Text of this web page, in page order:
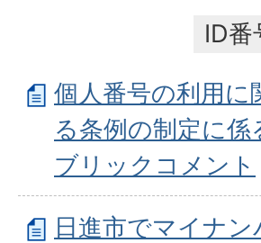
ID番
個人番号の利用に
る条例の制定に係
ブリックコメント
日進市でマイナン